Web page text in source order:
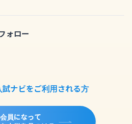
ォロー
ナビをご利用される方
員になって